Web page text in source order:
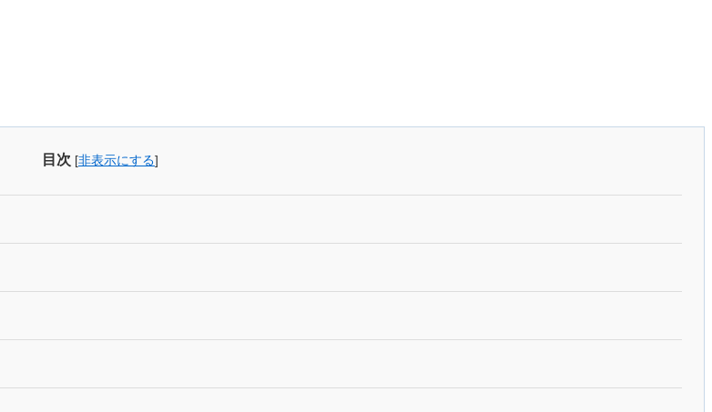
目次 [非表示にする]